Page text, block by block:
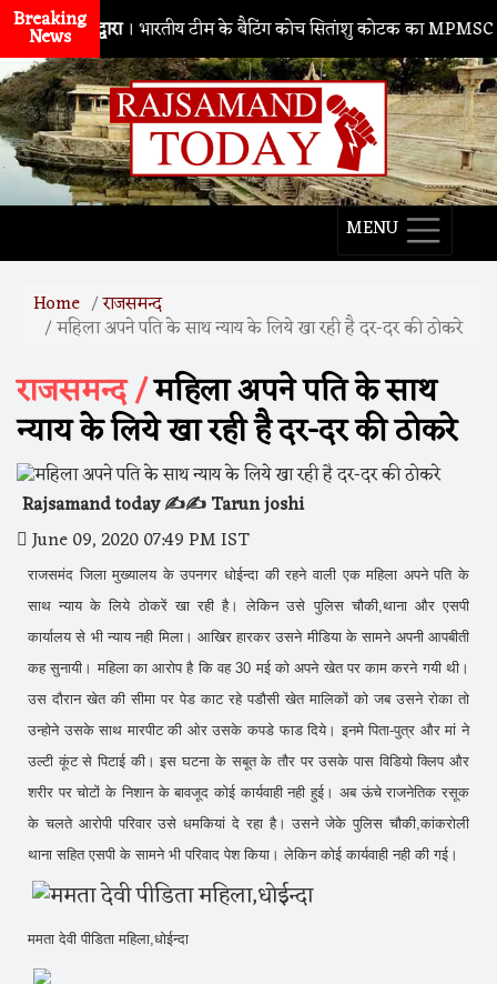
Breaking
News
नाथद्वारा। भारतीय टीम के बैटिंग कोच सितांशु कोटक का MPMSC दौरा,
MENU
Home राजसमन्द
महिला अपने पति के साथ न्याय के लिये खा रही है दर-दर की ठोकरे
राजसमन्द /महिला अपने पति के साथ
न्याय के लिये खा रही है दर-दर की ठोकरे
Rajsamand today ✍️✍️ Tarun joshi
June 09, 2020 07:49 PM IST
राजसमंद जिला मुख्यालय के उपनगर धोईन्दा की रहने वाली एक महिला अपने पति के
साथ न्याय के लिये ठोकरें खा रही है। लेकिन उसे पुलिस चौकी,थाना और एसपी
कार्यालय से भी न्याय नही मिला। आखिर हारकर उसने मीडिया के सामने अपनी आपबीती
कह सुनायी। महिला का आरोप है कि वह 30 मई को अपने खेत पर काम करने गयी थी।
उस दौरान खेत की सीमा पर पेड काट रहे पडौसी खेत मालिकों को जब उसने रोका तो
उन्होने उसके साथ मारपीट की ओर उसके कपडे फाड दिये। इनमे पिता-पुत्र और मां ने
उल्टी कूंट से पिटाई की। इस घटना के सबूत के तौर पर उसके पास विडियो क्लिप और
शरीर पर चोटों के निशान के बावजूद कोई कार्यवाही नही हुई। अब ऊंचे राजनेतिक रसूक
के चलते आरोपी परिवार उसे धमकियां दे रहा है। उसने जेके पुलिस चौकी,कांकरोली
थाना सहित एसपी के सामने भी परिवाद पेश किया। लेकिन कोई कार्यवाही नही की गई।
ममता देवी पीडिता महिला,धोईन्दा